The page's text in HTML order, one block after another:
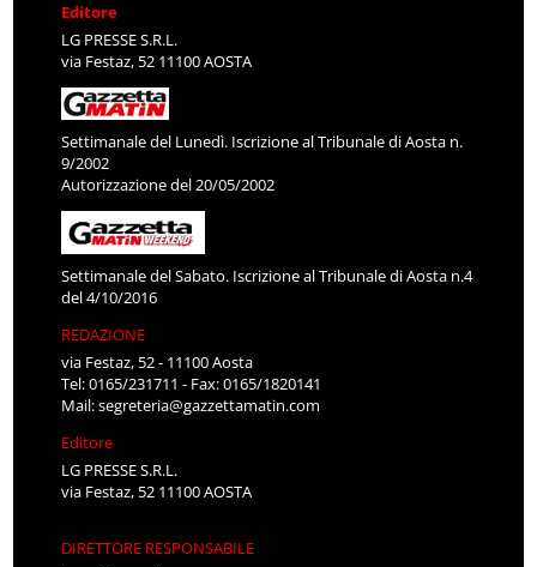
Editore
LG PRESSE S.R.L.
via Festaz, 52 11100 AOSTA
Settimanale del Lunedì. Iscrizione al Tribunale di Aosta n.
9/2002
Autorizzazione del 20/05/2002
Settimanale del Sabato. Iscrizione al Tribunale di Aosta n.4
del 4/10/2016
REDAZIONE
via Festaz, 52 - 11100 Aosta
Tel: 0165/231711 - Fax: 0165/1820141
Mail:segreteria@gazzettamatin.com
Editore
LG PRESSE S.R.L.
via Festaz, 52 11100 AOSTA
DIRETTORE RESPONSABILE